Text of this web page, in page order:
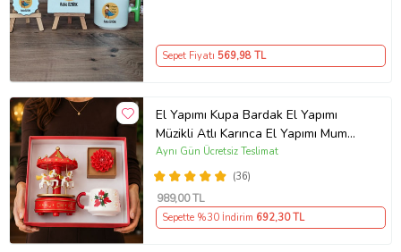
Sepet Fiyatı 569,98 TL
El Yapımı Kupa Bardak El Yapımı
Müzikli Atlı Karınca El Yapımı Mum
AYN34
(36)
Aynı Gün Ücretsiz Teslimat
989,00 TL
Sepette %30 İndirim 692,30 TL